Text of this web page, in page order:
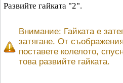
Развийте гайката "2".
Внимание: Гайката е
затягане. От
поставете колелото,
това развийте гайката.